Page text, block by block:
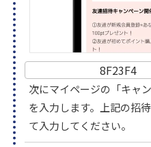
8F23F4
次にマイページの「キャ
を入力します。上記の招
て入力してください。